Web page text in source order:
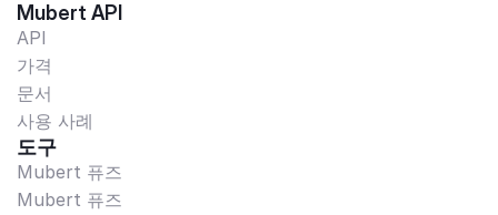
Mubert API
API
가격
문서
사용 사례
도구
Mubert 퓨즈
Mubert 퓨즈